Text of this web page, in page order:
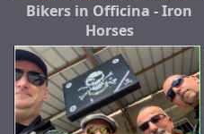
Bikers in Officina - Iron
Horses